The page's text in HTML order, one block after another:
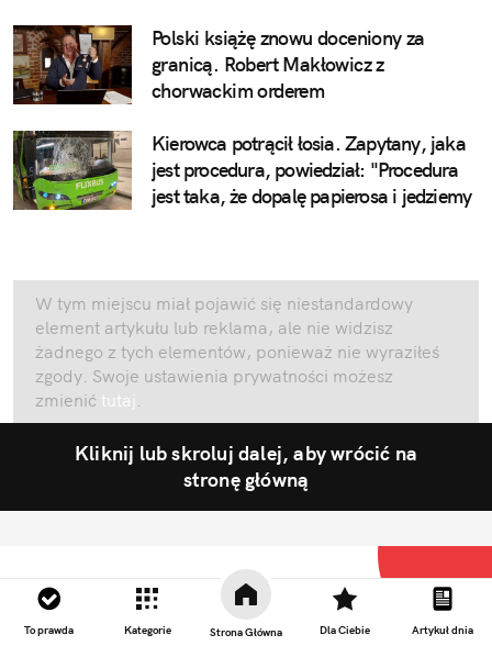
To prawda Kategorie Strona Główna Dla Ciebie Artykuł dnia
Polski książę znowu doceniony za
granicą. Robert Makłowicz z
chorwackim orderem
Kierowca potrącił łosia. Zapytany, jaka
jest procedura, powiedział: "Procedura
jest taka, że dopalę papierosa i jedziemy
W tym miejscu miał pojawić się niestandardowy
element artykułu lub reklama, ale nie widzisz
żadnego z tych elementów, ponieważ nie wyraziłeś
zgody. Swoje ustawienia prywatności możesz
zmienić tutaj .
Kliknij lub skroluj dalej, aby wrócić na
stronę główną
Najlepsze newsy w Polsce. Opiniotwórczy serwis satyryczny.